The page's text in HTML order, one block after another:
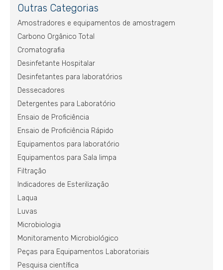
Outras Categorias
Amostradores e equipamentos de amostragem
Carbono Orgânico Total
Cromatografia
Desinfetante Hospitalar
Desinfetantes para laboratórios
Dessecadores
Detergentes para Laboratório
Ensaio de Proficiência
Ensaio de Proficiência Rápido
Equipamentos para laboratório
Equipamentos para Sala limpa
Filtração
Indicadores de Esterilização
Laqua
Luvas
Microbiologia
Monitoramento Microbiológico
Peças para Equipamentos Laboratoriais
Pesquisa científica